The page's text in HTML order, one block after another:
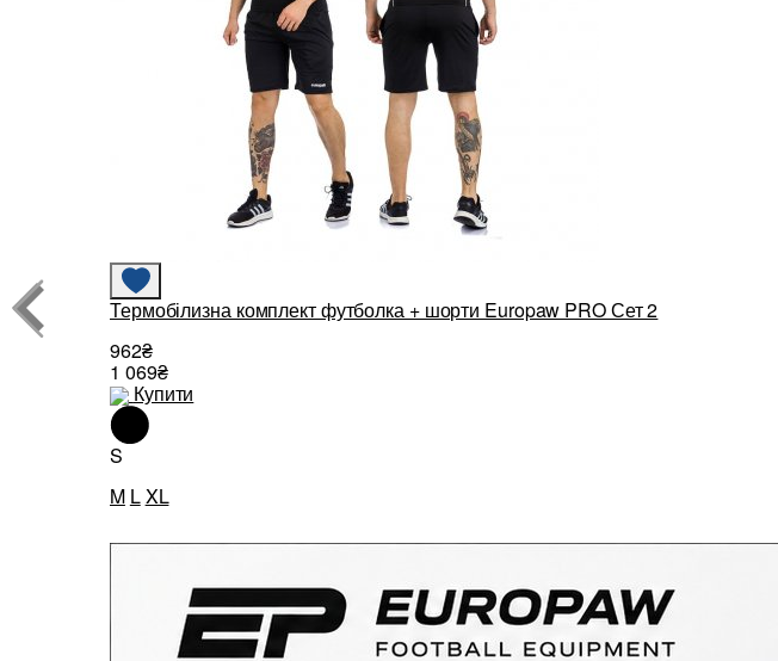
Термобілизна комплект футболка + шорти Europaw PRO Сет 2
962₴
1 069₴
Купити
S
M LXL